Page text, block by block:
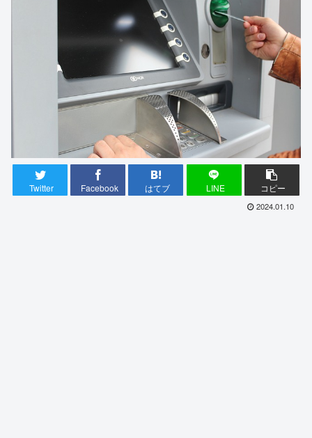
Twitter Facebook はてブ LINE コピー
2024.01.10